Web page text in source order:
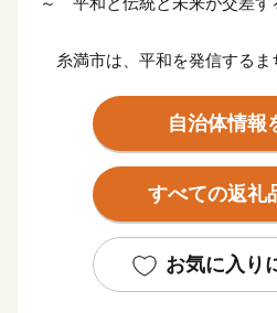
糸満市は、平和を発信するま
の塔や平和祈念公園をはじめ
数存在するなど平和の尊さと
ちで、修学旅行など平和学習の
レーや糸満大綱引をはじめ、
ーなどの伝統行事が各字に息
自治体情報
すべての返礼
お気に入り